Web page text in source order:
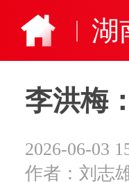
湖
李洪梅
2026-06-03
作者：刘志